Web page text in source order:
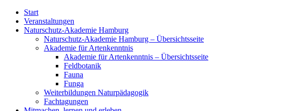
Start
Veranstaltungen
Naturschutz-Akademie Hamburg
Naturschutz-Akademie Hamburg – Übersichtsseite
Akademie für Artenkenntnis
Akademie für Artenkenntnis – Übersichtsseite
Feldbotanik
Fauna
Funga
Weiterbildungen Naturpädagogik
Fachtagungen